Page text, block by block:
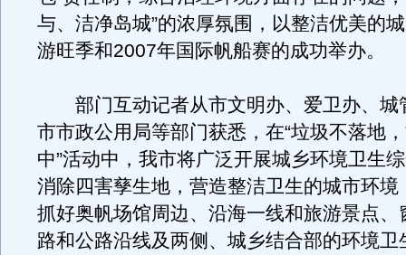
与、洁净岛城”的浓厚氛围，以整洁优美的
游旺季和2007年国际帆船赛的成功举办。
部门互动记者从市文明办、爱卫办、城
市市政公用局等部门获悉，在“垃圾不落地
中”活动中，我市将广泛开展城乡环境卫生
消除四害孳生地，营造整洁卫生的城市环境
抓好奥帆场馆周边、沿海一线和旅游景点、
路和公路沿线及两侧、城乡结合部的环境卫